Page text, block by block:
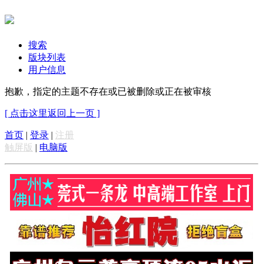
搜索
版块列表
用户信息
抱歉，指定的主题不存在或已被删除或正在被审核
[ 点击这里返回上一页 ]
首页 | 登录 | 注册
触屏版 | 电脑版